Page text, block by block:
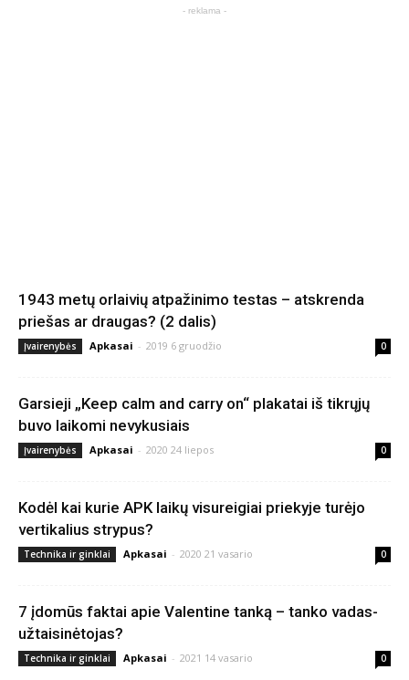
- reklama -
1943 metų orlaivių atpažinimo testas – atskrenda
priešas ar draugas? (2 dalis)
Įvairenybės Apkasai - 2019 6 gruodžio 0
Garsieji „Keep calm and carry on“ plakatai iš tikrųjų
buvo laikomi nevykusiais
Įvairenybės Apkasai - 2020 24 liepos 0
Kodėl kai kurie APK laikų visureigiai priekyje turėjo
vertikalius strypus?
Technika ir ginklai Apkasai - 2020 21 vasario 0
7 įdomūs faktai apie Valentine tanką – tanko vadas-
užtaisinėtojas?
Technika ir ginklai Apkasai - 2021 14 vasario 0